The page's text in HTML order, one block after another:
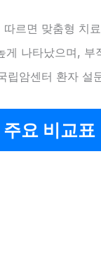
따르면 맞춤형 치
게 나타났으며, 부
립암센터 환자 설
요 비교표